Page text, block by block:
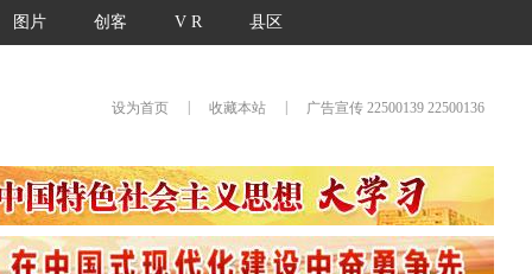
图片 创客 V R 县区
设为首页 收藏本站 广告宣传 22500139 22500136